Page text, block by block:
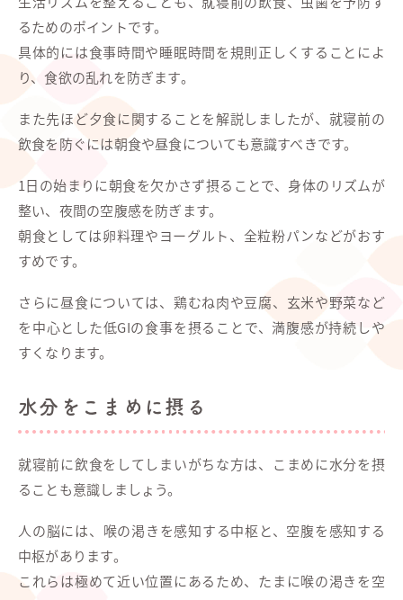
るためのポイントです。
具体的には食事時間や睡眠時間を規則正しくすることによ
り、食欲の乱れを防ぎます。
また先ほど夕食に関することを解説しましたが、就寝前の
飲食を防ぐには朝食や昼食についても意識すべきです。
1日の始まりに朝食を欠かさず摂ることで、身体のリズムが
整い、夜間の空腹感を防ぎます。
朝食としては卵料理やヨーグルト、全粒粉パンなどがおす
すめです。
さらに昼食については、鶏むね肉や豆腐、玄米や野菜など
を中心とした低GIの食事を摂ることで、満腹感が持続しや
すくなります。
水分をこまめに摂る
就寝前に飲食をしてしまいがちな方は、こまめに水分を摂
ることも意識しましょう。
人の脳には、喉の渇きを感知する中枢と、空腹を感知する
中枢があります。
これらは極めて近い位置にあるため、たまに喉の渇きを空